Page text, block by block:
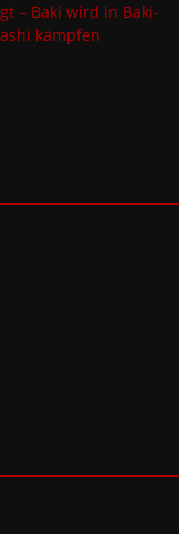
– Baki wird in Baki-
kämpfen